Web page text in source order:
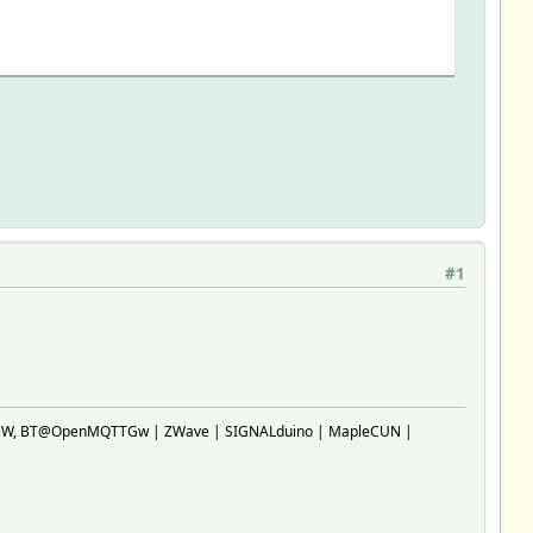
#1
BT@OpenMQTTGw | ZWave | SIGNALduino | MapleCUN |